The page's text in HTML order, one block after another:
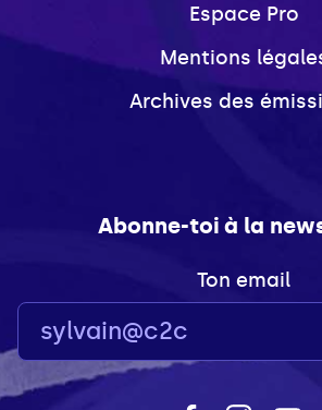
Espace Pro
Mentions
Archives des
Abonne-toi à la
Ton email